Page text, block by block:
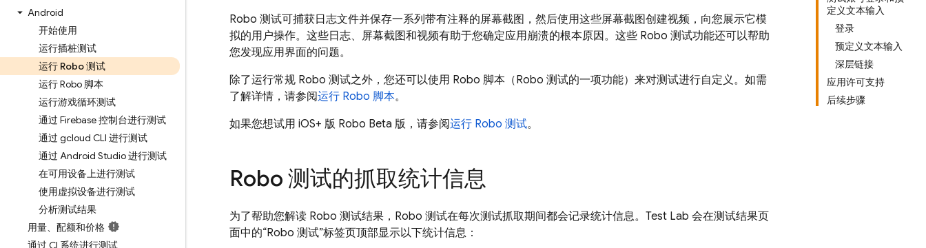
Android
开始使用
运行插桩测试
运行 Robo 测试
运行 Robo 脚本
运行游戏循环测试
通过 Firebase 控制台进行测试
通过 gcloud CLI 进行测试
通过 Android Studio 进行测试
在可用设备上进行测试
使用虚拟设备进行测试
分析测试结果
用量、配额和价格
通过 CI 系统进行测试
定义文本输入
登录
预定义文本输入
深层链接
应用许可支持
后续步骤
Robo 测试可捕获日志文件并保存一系列带有注释的屏幕截图，然后使用这些屏幕截图创建视频，向您展示它模
拟的用户操作。这些日志、屏幕截图和视频有助于您确定应用崩溃的根本原因。这些 Robo 测试功能还可以帮助
您发现应用界面的问题。
除了运行常规 Robo 测试之外，您还可以使用 Robo 脚本（Robo 测试的一项功能）来对测试进行自定义。如需
了解详情，请参阅运行 Robo 脚本。
如果您想试用 iOS+ 版 Robo Beta 版，请参阅运行 Robo 测试。
Robo 测试的抓取统计信息
为了帮助您解读 Robo 测试结果，Robo 测试在每次测试抓取期间都会记录统计信息。 Test Lab 会在测试结果页
面中的“Robo 测试”标签页顶部显示以下统计信息：